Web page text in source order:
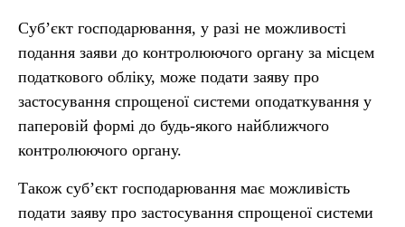
Суб’єкт господарювання, у разі не можливості
подання заяви до контролюючого органу за місцем
податкового обліку, може подати заяву про
застосування спрощеної системи оподаткування у
паперовій формі до будь-якого найближчого
контролюючого органу.
Також суб’єкт господарювання має можливість
подати заяву про застосування спрощеної системи